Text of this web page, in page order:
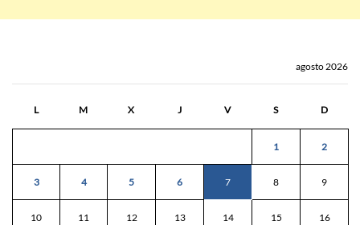
agosto 2026
L M X J V S D
1 2
3 4 5 6 7 8 9
10 11 12 13 14 15 16